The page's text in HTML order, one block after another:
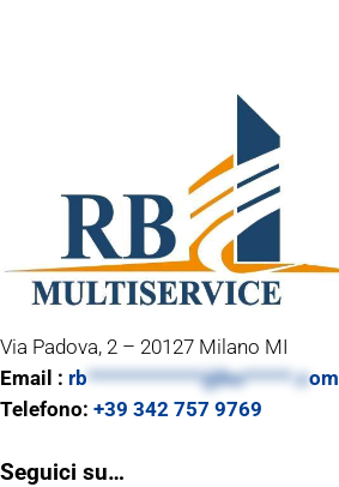
Via Padova, 2 – 20127 Milano MI
Email : rb************@ho*****.com
Telefono:+39 342 757 9769
Seguici su…